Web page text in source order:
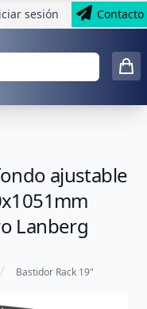
sesión Contacto
ajustable
Lanberg
Bastidor Rack 19"